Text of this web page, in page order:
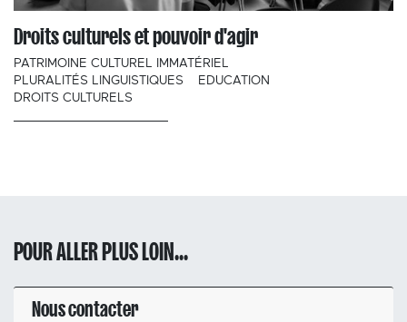
Droits culturels et pouvoir d'agir
PATRIMOINE CULTUREL IMMATÉRIEL
PLURALITÉS LINGUISTIQUES
EDUCATION
DROITS CULTURELS
POUR ALLER PLUS LOIN...
Nous contacter